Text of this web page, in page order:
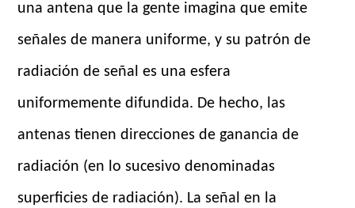
una antena que la gente imagina que emite
señales de manera uniforme, y su patrón de
radiación de señal es una esfera
uniformemente difundida. De hecho, las
antenas tienen direcciones de ganancia de
radiación (en lo sucesivo denominadas
superficies de radiación). La señal en la